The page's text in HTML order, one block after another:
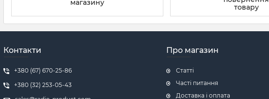
магазину
товару
Контакти
+380 (67) 670-25-86
+380 (32) 253-05-43
Про магазин
Статті
Часті питання
Доставка і оплата